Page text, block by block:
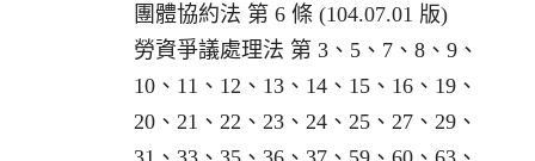
團體協約法 第 6 條 (104.07.01 版)
勞資爭議處理法 第 3、5、7、8、9、
10、11、12、13、14、15、16、19、
20、21、22、23、24、25、27、29、